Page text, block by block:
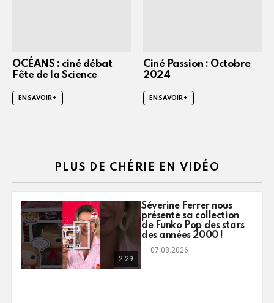
OCÉANS : ciné débat
Fête de la Science
EN SAVOIR +
Ciné Passion : Octobre
2024
EN SAVOIR +
PLUS DE CHÉRIE EN VIDÉO
2:29
Séverine Ferrer nous
présente sa collection
de Funko Pop des stars
des années 2000 !
07.08.2026